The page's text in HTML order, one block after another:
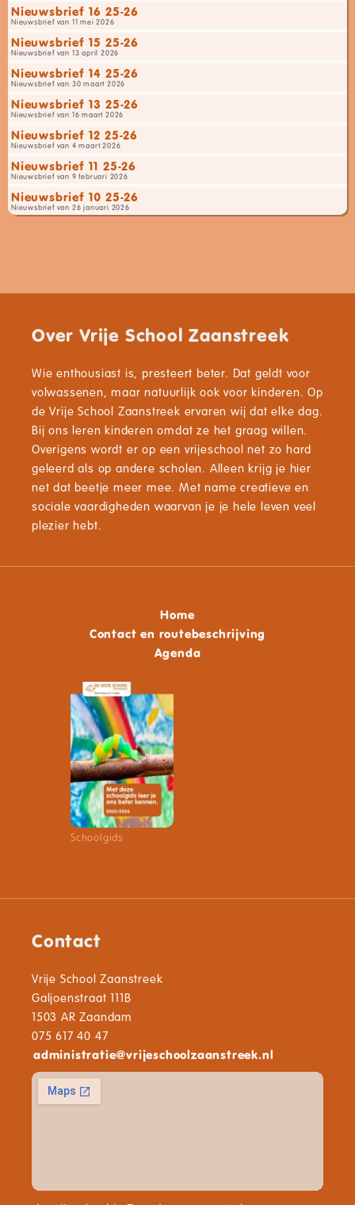
Nieuwsbrief 16 25-26
Nieuwsbrief van 11 mei 2026
Nieuwsbrief 15 25-26
Nieuwsbrief van 13 april 2026
Nieuwsbrief 14 25-26
Nieuwsbrief van 30 maart 2026
Nieuwsbrief 13 25-26
Nieuwsbrief van 16 maart 2026
Nieuwsbrief 12 25-26
Nieuwsbrief van 4 maart 2026
Nieuwsbrief 11 25-26
Nieuwsbrief van 9 februari 2026
Nieuwsbrief 10 25-26
Nieuwsbrief van 26 januari 2026
Over Vrije School Zaanstreek
Wie enthousiast is, presteert beter. Dat geldt voor
volwassenen, maar natuurlijk ook voor kinderen. Op
de Vrije School Zaanstreek ervaren wij dat elke dag.
Bij ons leren kinderen omdat ze het graag willen.
Overigens wordt er op een vrijeschool net zo hard
geleerd als op andere scholen. Alleen krijg je hier
net dat beetje meer mee. Met name creatieve en
sociale vaardigheden waarvan je je hele leven veel
plezier hebt.
Home
Contact en routebeschrijving
Agenda
Schoolgids
Contact
Vrije School Zaanstreek
Galjoenstraat 111B
1503 AR Zaandam
075 617 40 47
administratie@vrijeschoolzaanstreek.nl